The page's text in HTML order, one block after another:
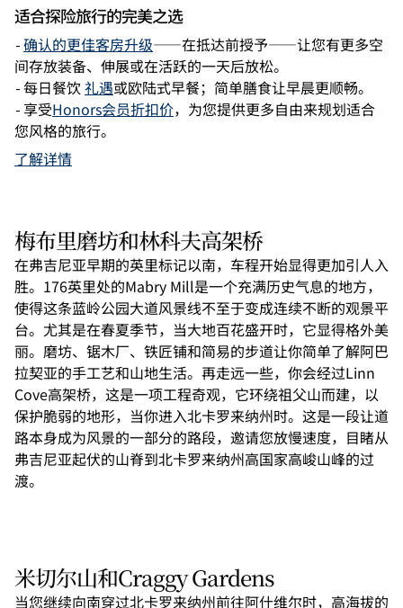
适合探险旅行的完美之选
-确认的更佳客房升级——在抵达前授予——让您有更多空
间存放装备、伸展或在活跃的一天后放松。
-每日餐饮 礼遇或欧陆式早餐；简单膳食让早晨更顺畅。
-享受Honors会员折扣价，为您提供更多自由来规划适合
您风格的旅行。
了解详情
梅布里磨坊和林科夫高架桥
在弗吉尼亚早期的英里标记以南，车程开始显得更加引人入
胜。176英里处的Mabry Mill是一个充满历史气息的地方，
使得这条蓝岭公园大道风景线不至于变成连续不断的观景平
台。尤其是在春夏季节，当大地百花盛开时，它显得格外美
丽。磨坊、锯木厂、铁匠铺和简易的步道让你简单了解阿巴
拉契亚的手工艺和山地生活。再走远一些，你会经过Linn
Cove高架桥，这是一项工程奇观，它环绕祖父山而建，以
保护脆弱的地形，当你进入北卡罗来纳州时。这是一段让道
路本身成为风景的一部分的路段，邀请您放慢速度，目睹从
弗吉尼亚起伏的山脊到北卡罗来纳州高国家高峻山峰的过
渡。
米切尔山和Craggy Gardens
当您继续向南穿过北卡罗来纳州前往阿什维尔时，高海拔的